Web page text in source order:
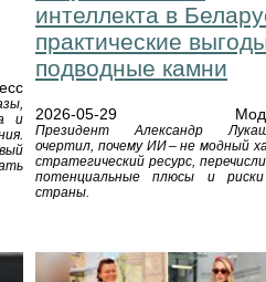
и
интеллекта в
практические
подводные камни
2026-05-29
Президент Александр
очертил, почему ИИ – не модный
стратегический ресурс,
потенциальные плюсы и
страны.